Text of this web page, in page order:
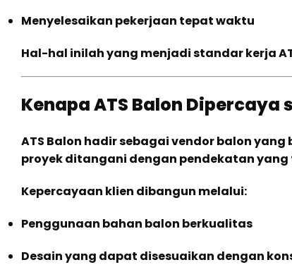
Menyelesaikan pekerjaan tepat waktu
Hal-hal inilah yang menjadi standar kerja
Kenapa ATS Balon
ATS Balon hadir sebagai vendor balon
proyek ditangani dengan pendekatan
Kepercayaan klien dibangun melalui:
Penggunaan bahan balon berkualitas
Desain yang dapat disesuaikan dengan